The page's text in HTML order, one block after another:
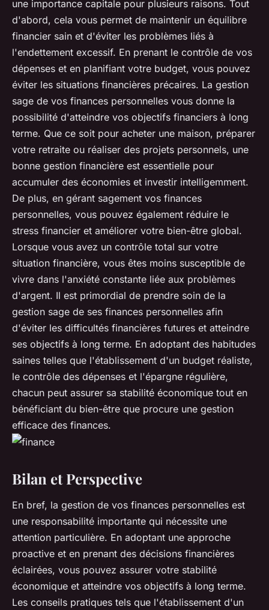
une importance capitale pour plusieurs raisons. Tout
d'abord, cela vous permet de maintenir un équilibre
financier sain et d'éviter les problèmes liés à
l'endettement excessif. En prenant le contrôle de vos
dépenses et en planifiant votre budget, vous pouvez
éviter les situations financières précaires. La gestion
sage de vos finances personnelles vous donne la
possibilité d'atteindre vos objectifs financiers à long
terme. Que ce soit pour acheter une maison, préparer
votre retraite ou réaliser des projets personnels, une
bonne gestion financière est essentielle pour
accumuler des économies et investir intelligemment.
De plus, en gérant sagement vos finances
personnelles, vous pouvez également réduire le
stress financier et améliorer votre bien-être global.
Lorsque vous avez un contrôle total sur votre
situation financière, vous êtes moins susceptible de
vivre dans l'anxiété constante liée aux problèmes
d'argent. Il est primordial de prendre soin de la
gestion sage de ses finances personnelles afin
d'éviter les difficultés financières futures et atteindre
ses objectifs à long terme. En adoptant des habitudes
saines telles que l'établissement d'un budget réaliste,
le contrôle des dépenses et l'épargne régulière,
chacun peut assurer sa stabilité économique tout en
bénéficiant du bien-être que procure une gestion
efficace des finances.
Bilan et Perspective
En bref, la gestion de vos finances personnelles est
une responsabilité importante qui nécessite une
attention particulière. En adoptant une approche
proactive et en prenant des décisions financières
éclairées, vous pouvez assurer votre stabilité
économique et atteindre vos objectifs à long terme.
Les conseils pratiques tels que l'établissement d'un